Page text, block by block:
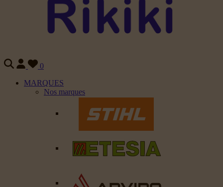
0
MARQUES
Nos marques